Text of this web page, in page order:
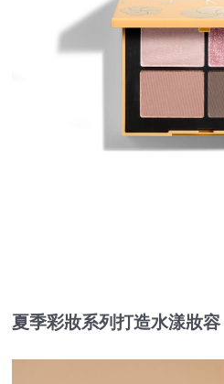
夏季彩妝系列打造水漾妝容